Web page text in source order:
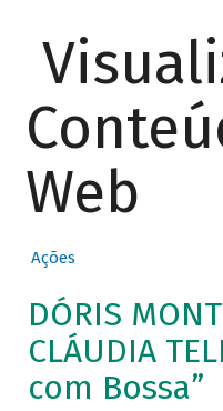
Web
Ações
DÓRIS
CLÁUDIA
com Bossa”